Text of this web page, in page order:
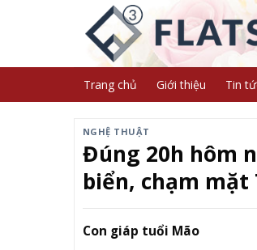
Trang chủ Giới thiệu Tin
NGHỆ THUẬT
Đúng 20h hôm
biển, chạm
Con giáp tuổi Mão